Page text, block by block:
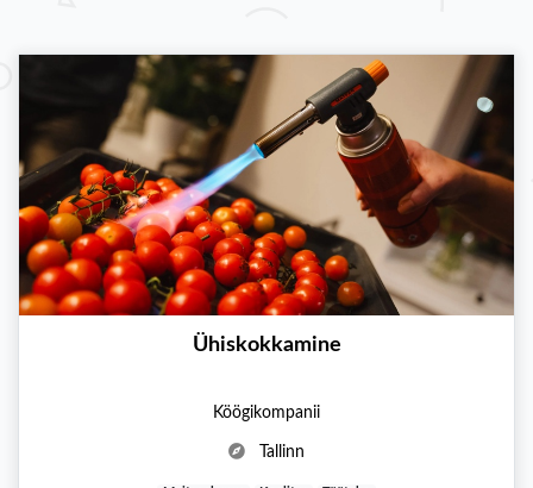
Ühiskokkamine
Köögikompanii
Tallinn